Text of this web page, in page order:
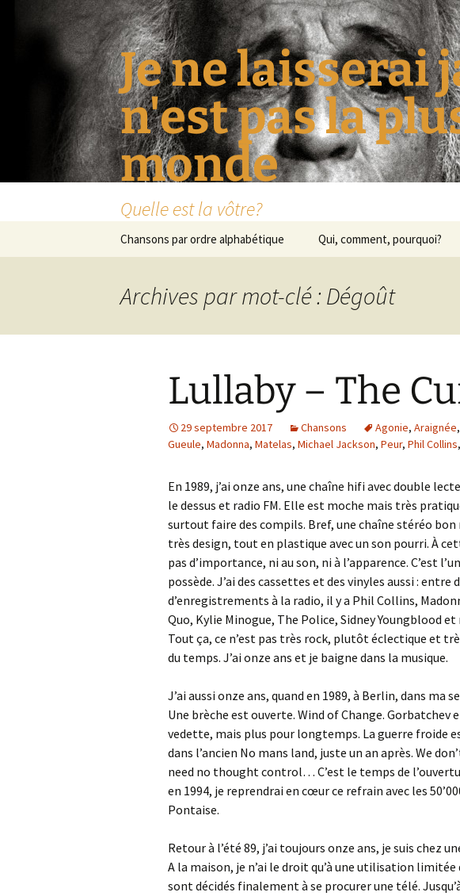
Je ne laisserai
n'est pas la
monde
Quelle est la vôtre?
Chansons par ordre alphabétique Qui, comment, pourquoi?
Archives par mot-clé : Dégoût
Lullaby – The
29 septembre 2017 Chansons Agonie, Araignée,
Gueule, Madonna, Matelas, Michael Jackson, Peur, Phil Collins,
En 1989, j’ai onze ans, une chaîne hifi avec double
le dessus et radio FM. Elle est moche mais très
surtout faire des compils. Bref, une chaîne stéréo
très design, tout en plastique avec un son pourri. À
pas d’importance, ni au son, ni à l’apparence. C’est
possède. J’ai des cassettes et des vinyles aussi : entre
d’enregistrements à la radio, il y a Phil Collins,
Quo, Kylie Minogue, The Police, Sidney Youngblood
Tout ça, ce n’est pas très rock, plutôt éclectique et
du temps. J’ai onze ans et je baigne dans la musique.
J’ai aussi onze ans, quand en 1989, à Berlin, dans ma
Une brèche est ouverte. Wind of Change. Gorbatchev
vedette, mais plus pour longtemps. La guerre froide
dans l’ancien No mans land, juste un an après. We
need no thought control… C’est le temps de
en 1994, je reprendrai en cœur ce refrain avec les
Pontaise.
Retour à l’été 89, j’ai toujours onze ans, je suis chez
A la maison, je n’ai le droit qu’à une utilisation
sont décidés finalement à se procurer une télé.